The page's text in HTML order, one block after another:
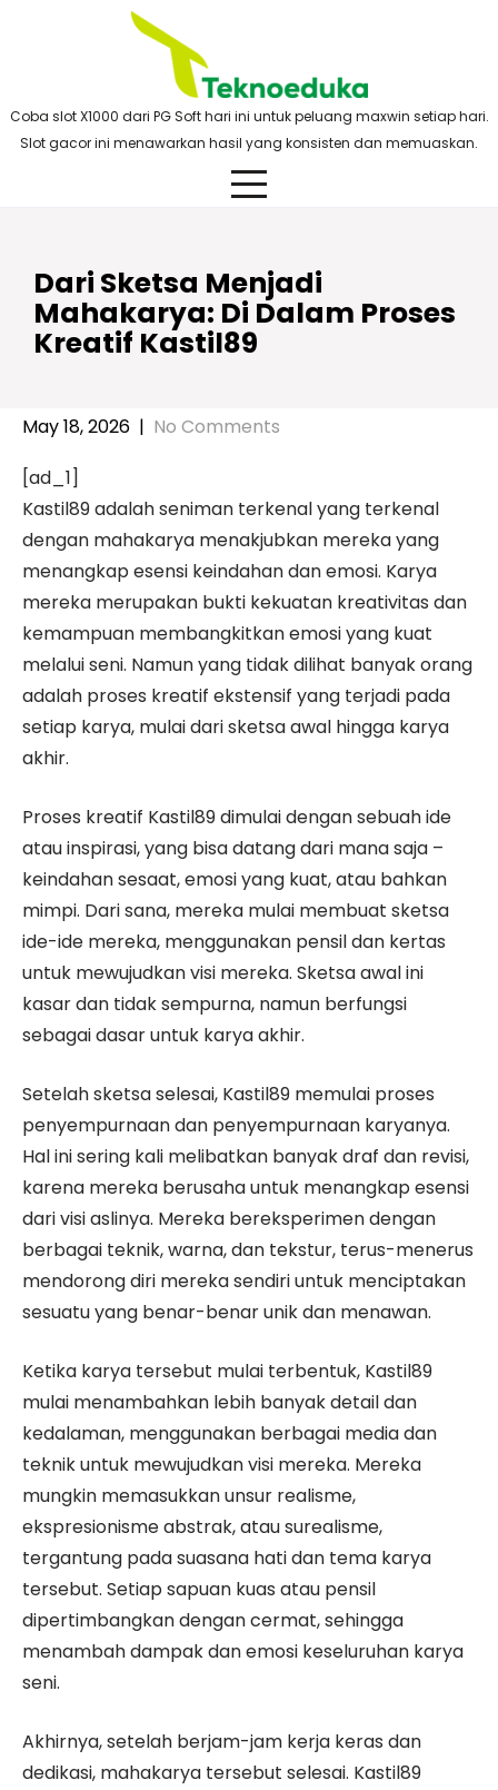
Coba slot X1000 dari PG Soft hari ini untuk peluang maxwin setiap hari.
Slot gacor ini menawarkan hasil yang konsisten dan memuaskan.
Dari Sketsa Menjadi
Mahakarya: Di Dalam Proses
Kreatif Kastil89
May 18, 2026 | No Comments
[ad_1]
Kastil89 adalah seniman terkenal yang terkenal
dengan mahakarya menakjubkan mereka yang
menangkap esensi keindahan dan emosi. Karya
mereka merupakan bukti kekuatan kreativitas dan
kemampuan membangkitkan emosi yang kuat
melalui seni. Namun yang tidak dilihat banyak orang
adalah proses kreatif ekstensif yang terjadi pada
setiap karya, mulai dari sketsa awal hingga karya
akhir.
Proses kreatif Kastil89 dimulai dengan sebuah ide
atau inspirasi, yang bisa datang dari mana saja –
keindahan sesaat, emosi yang kuat, atau bahkan
mimpi. Dari sana, mereka mulai membuat sketsa
ide-ide mereka, menggunakan pensil dan kertas
untuk mewujudkan visi mereka. Sketsa awal ini
kasar dan tidak sempurna, namun berfungsi
sebagai dasar untuk karya akhir.
Setelah sketsa selesai, Kastil89 memulai proses
penyempurnaan dan penyempurnaan karyanya.
Hal ini sering kali melibatkan banyak draf dan revisi,
karena mereka berusaha untuk menangkap esensi
dari visi aslinya. Mereka bereksperimen dengan
berbagai teknik, warna, dan tekstur, terus-menerus
mendorong diri mereka sendiri untuk menciptakan
sesuatu yang benar-benar unik dan menawan.
Ketika karya tersebut mulai terbentuk, Kastil89
mulai menambahkan lebih banyak detail dan
kedalaman, menggunakan berbagai media dan
teknik untuk mewujudkan visi mereka. Mereka
mungkin memasukkan unsur realisme,
ekspresionisme abstrak, atau surealisme,
tergantung pada suasana hati dan tema karya
tersebut. Setiap sapuan kuas atau pensil
dipertimbangkan dengan cermat, sehingga
menambah dampak dan emosi keseluruhan karya
seni.
Akhirnya, setelah berjam-jam kerja keras dan
dedikasi, mahakarya tersebut selesai. Kastil89